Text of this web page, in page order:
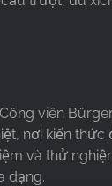
viên
nơi kiến
và thử
dạng.